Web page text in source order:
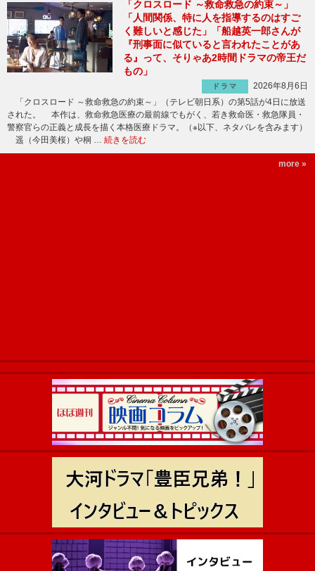
「クロスロード ～救命救急の約束～」
「人間関係、特に人を指導するのはすご
く難しいと感じた」「船越英一郎さんが
『刑事面に似ていると言われたことがあ
る』って、そりゃあ2時間ドラマの帝王だ
もの」
ドラマ
2026年8月6日
「クロスロード ～救命救急の約束～」（テレビ朝日系）の第5話が4日に放送
された。 本作は、救命救急医療の最前線でもがく、若き救命医・救急隊員・
警察官らの正義と成長を描く本格医療ドラマ。（※以下、ネタバレを含みます）
遥（今田美桜）や桐 … 続きを読む
more »